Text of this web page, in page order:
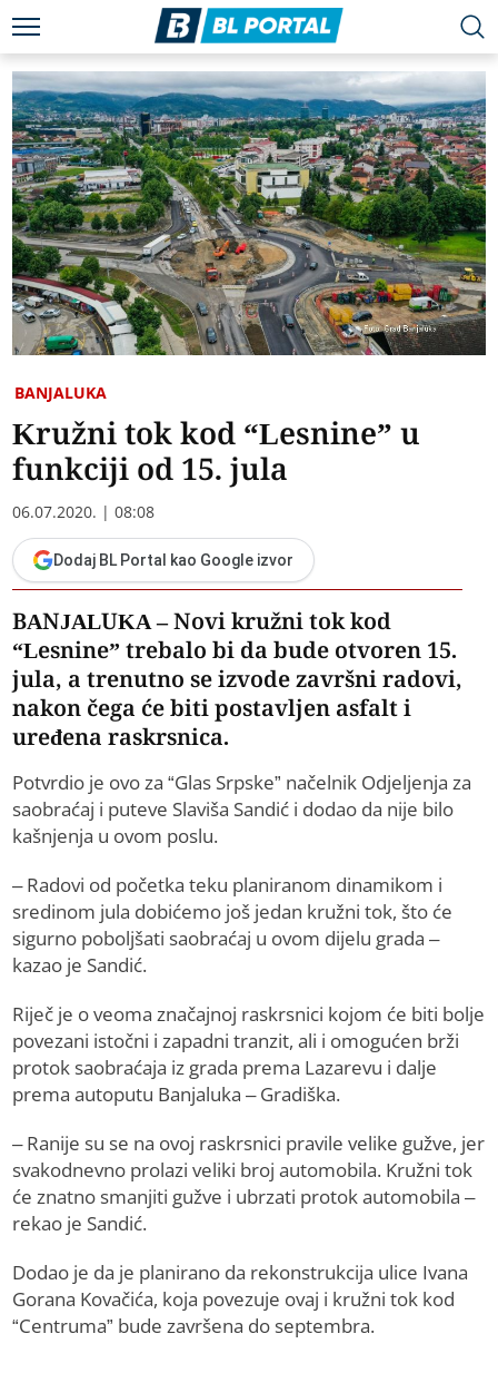
BANJALUKA
Kružni tok kod “Lesnine” u
funkciji od 15. jula
06.07.2020. | 08:08
Dodaj BL Portal kao Google izvor
BANJALUKA – Novi kružni tok kod
“Lesnine” trebalo bi da bude otvoren 15.
jula, a trenutno se izvode završni radovi,
nakon čega će biti postavljen asfalt i
uređena raskrsnica.
Potvrdio je ovo za “Glas Srpske” načelnik Odjeljenja za
saobraćaj i puteve Slaviša Sandić i dodao da nije bilo
kašnjenja u ovom poslu.
– Radovi od početka teku planiranom dinamikom i
sredinom jula dobićemo još jedan kružni tok, što će
sigurno poboljšati saobraćaj u ovom dijelu grada –
kazao je Sandić.
Riječ je o veoma značajnoj raskrsnici kojom će biti bolje
povezani istočni i zapadni tranzit, ali i omogućen brži
protok saobraćaja iz grada prema Lazarevu i dalje
prema autoputu Banjaluka – Gradiška.
– Ranije su se na ovoj raskrsnici pravile velike gužve, jer
svakodnevno prolazi veliki broj automobila. Kružni tok
će znatno smanjiti gužve i ubrzati protok automobila –
rekao je Sandić.
Dodao je da je planirano da rekonstrukcija ulice Ivana
Gorana Kovačića, koja povezuje ovaj i kružni tok kod
“Centruma” bude završena do septembra.